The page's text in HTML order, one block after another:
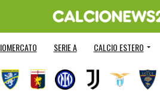
SERIE A CALCIO ESTERO